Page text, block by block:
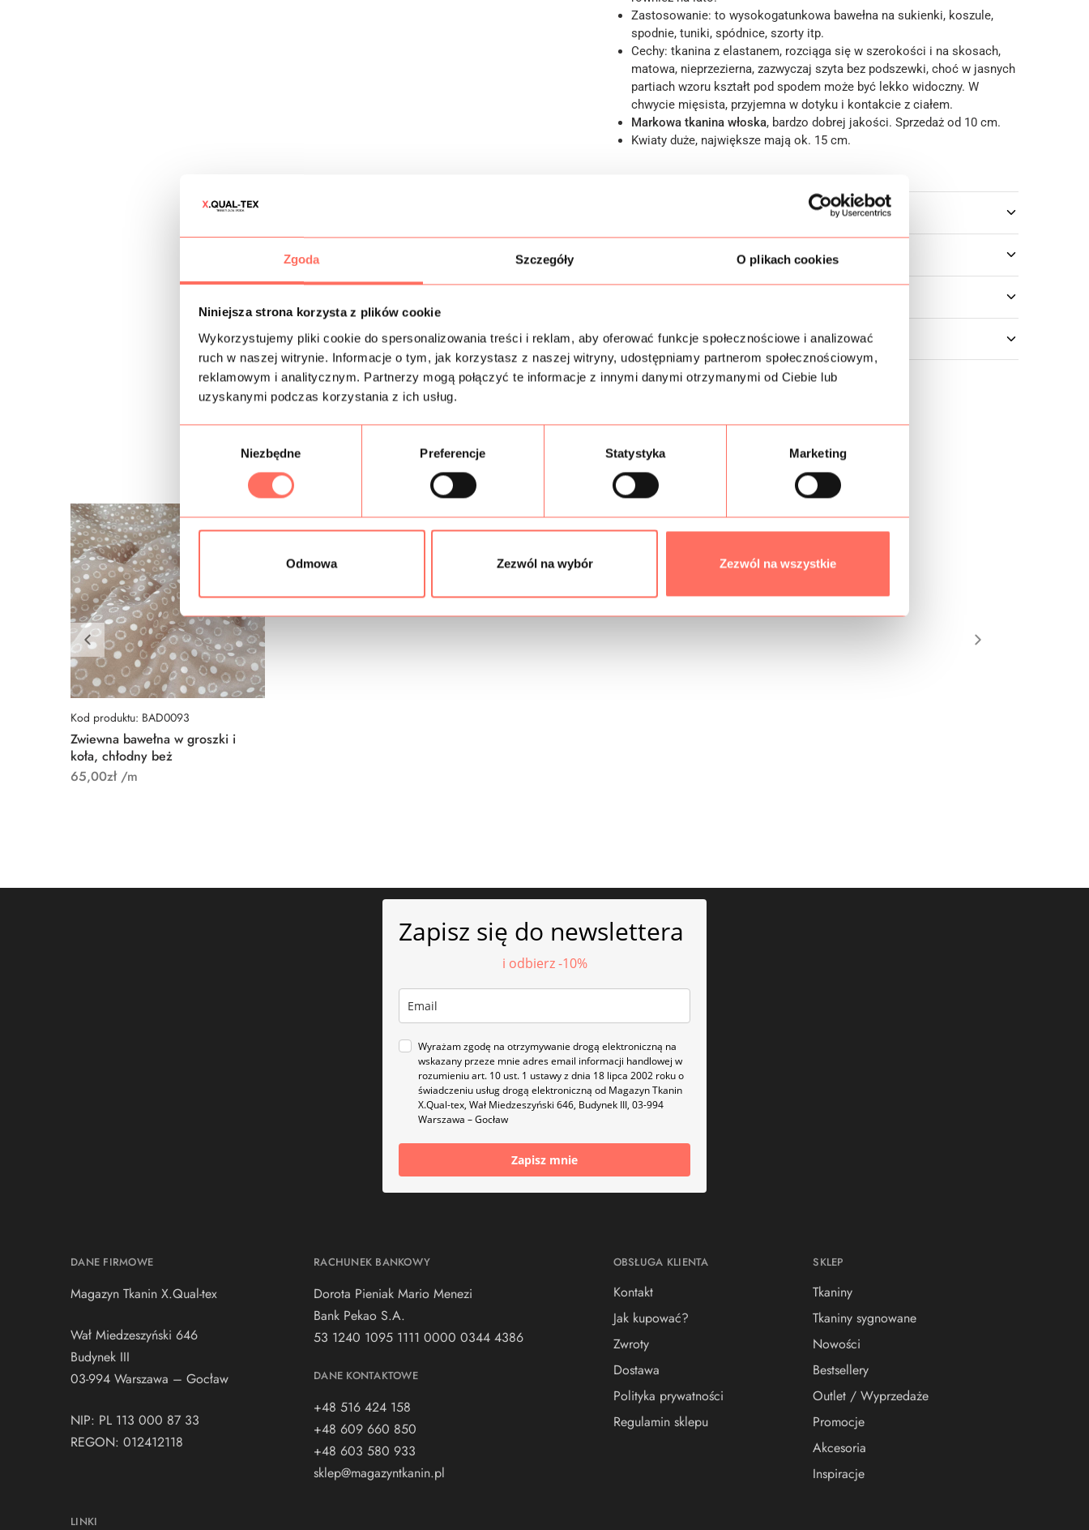
Zgoda Szczegóły O plikach cookies
Niniejsza strona korzysta z plików cookie
Wykorzystujemy pliki cookie do spersonalizowania treści i reklam, aby oferować funkcje społecznościowe i analizować
ruch w naszej witrynie. Informacje o tym, jak korzystasz z naszej witryny, udostępniamy partnerom społecznościowym,
reklamowym i analitycznym. Partnerzy mogą połączyć te informacje z innymi danymi otrzymanymi od Ciebie lub
uzyskanymi podczas korzystania z ich usług.
z
g
o
y
Niezbędne Preferencje Statystyka Marketing
Odmowa Zezwól na wybór Zezwól na wszystkie
Zastosowanie: to wysokogatunkowa bawełna na sukienki, koszule,
spodnie, tuniki, spódnice, szorty itp.
Cechy: tkanina z elastanem, rozciąga się w szerokości i na skosach,
matowa, nieprzezierna, zazwyczaj szyta bez podszewki, choć w jasnych
partiach wzoru kształt pod spodem może być lekko widoczny. W
chwycie mięsista, przyjemna w dotyku i kontakcie z ciałem.
Markowa tkanina włoska, bardzo dobrej jakości. Sprzedaż od 10 cm.
Kwiaty duże, największe mają ok. 15 cm.
Bezpieczeństwo
Podobne produkty
Kod produktu: BAD0093
Zwiewna bawełna w groszki i
koła, chłodny beż
65,00zł/m
Zapisz się do newslettera
i odbierz -10%
Wyrażam zgodę na otrzymywanie drogą elektroniczną na
wskazany przeze mnie adres email informacji handlowej w
rozumieniu art. 10 ust. 1 ustawy z dnia 18 lipca 2002 roku o
świadczeniu usług drogą elektroniczną od Magazyn Tkanin
X.Qual-tex, Wał Miedzeszyński 646, Budynek III, 03-994
Warszawa – Gocław
Zapisz mnie
DANE FIRMOWE
Magazyn Tkanin X.Qual-tex
Wał Miedzeszyński 646
Budynek III
03-994 Warszawa – Gocław
NIP: PL 113 000 87 33
REGON: 012412118
LINKI
RACHUNEK BANKOWY
Dorota Pieniak Mario Menezi
Bank Pekao S.A.
53 1240 1095 1111 0000 0344 4386
DANE KONTAKTOWE
+48 516 424 158
+48 609 660 850
+48 603 580 933
sklep@magazyntkanin.pl
OBSŁUGA KLIENTA
Kontakt
Jak kupować?
Zwroty
Dostawa
Polityka prywatności
Regulamin sklepu
SKLEP
Tkaniny
Tkaniny sygnowane
Nowości
Bestsellery
Outlet / Wyprzedaże
Promocje
Akcesoria
Inspiracje